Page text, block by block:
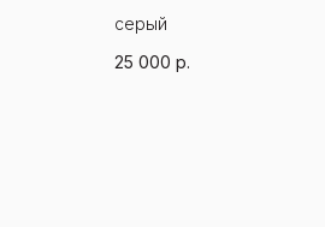
серый
25 000 р.